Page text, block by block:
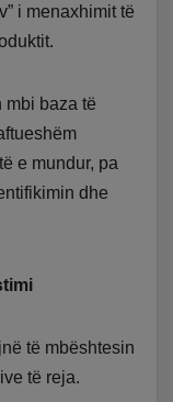
i menaxhimit të
mbi baza të
e mundur, pa
dhe
të mbështesin
të reja.